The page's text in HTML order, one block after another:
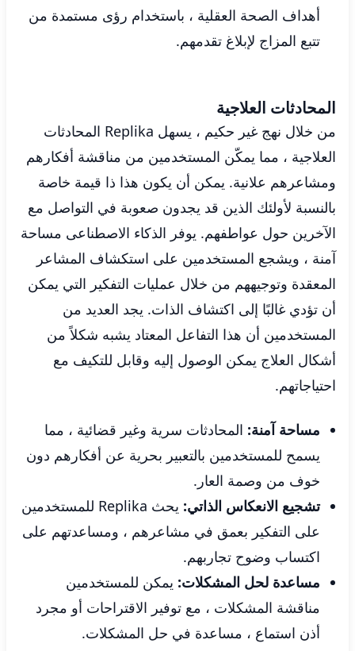
أهداف الصحة العقلية ، باستخدام رؤى مستمدة من
تتبع المزاج لإبلاغ تقدمهم.
المحادثات العلاجية
من خلال نهج غير حكيم ، يسهل Replika المحادثات
العلاجية ، مما يمكّن المستخدمين من مناقشة أفكارهم
ومشاعرهم علانية. يمكن أن يكون هذا ذا قيمة خاصة
بالنسبة لأولئك الذين قد يجدون صعوبة في التواصل مع
الآخرين حول عواطفهم. يوفر الذكاء الاصطناعى مساحة
آمنة ، ويشجع المستخدمين على استكشاف المشاعر
المعقدة وتوجيههم من خلال عمليات التفكير التي يمكن
أن تؤدي غالبًا إلى اكتشاف الذات. يجد العديد من
المستخدمين أن هذا التفاعل المعتاد يشبه شكلاً من
أشكال العلاج يمكن الوصول إليه وقابل للتكيف مع
احتياجاتهم.
مساحة آمنة: المحادثات سرية وغير قضائية ، مما
يسمح للمستخدمين بالتعبير بحرية عن أفكارهم دون
خوف من وصمة العار.
تشجيع الانعكاس الذاتي:
يحث Replika للمستخدمين
على التفكير بعمق في مشاعرهم ، ومساعدتهم على
اكتساب وضوح تجاربهم.
مساعدة لحل المشكلات: يمكن للمستخدمين
مناقشة المشكلات ، مع توفير الاقتراحات أو مجرد
أذن استماع ، مساعدة في حل المشكلات.